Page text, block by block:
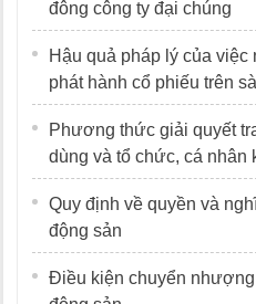
đông công ty đại chúng
Hậu quả pháp lý của
phát hành cổ phiếu trên
Phương thức giải quyết
dùng và tổ chức, cá nhân
Quy định về quyền và
động sản
Điều kiện chuyển